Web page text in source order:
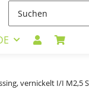
vernickelt I/I M2,5